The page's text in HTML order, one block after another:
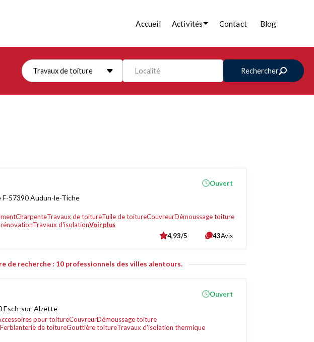
Accueil Activités Contact Blog
Travaux de toiture Localité Rechercher
F-57390 Audun-le-Tiche
CharpenteTravaux de toitureTuile de toitureCouvreurDémoussage toiture
Travaux d'isolationVoir plus
Ouvert
4,93/5 43Avis
de recherche : 10 professionnels des villes alentours.
Esch-sur-Alzette
pour toitureCouvreurDémoussage toiture
Ferblanterie de toitureGouttière toitureTravaux d'isolation thermique
Ouvert